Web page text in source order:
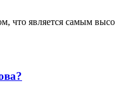
что является самым